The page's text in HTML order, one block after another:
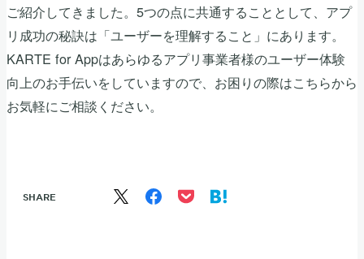
ご紹介してきました。5つの点に共通することとして、アプ
リ成功の秘訣は「ユーザーを理解すること」にあります。
KARTE for Appはあらゆるアプリ事業者様のユーザー体験
向上のお手伝いをしていますので、お困りの際はこちらから
お気軽にご相談ください。
SHARE